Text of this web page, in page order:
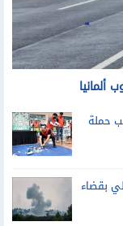
حملة
بقضاء